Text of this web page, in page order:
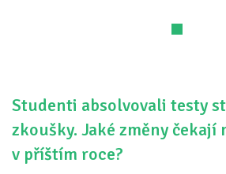
Studenti absolvovali testy
zkoušky. Jaké změny čekají
v příštím roce?